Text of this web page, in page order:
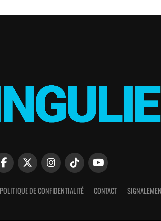
POLITIQUE DE CONFIDENTIALITÉ CONTACT